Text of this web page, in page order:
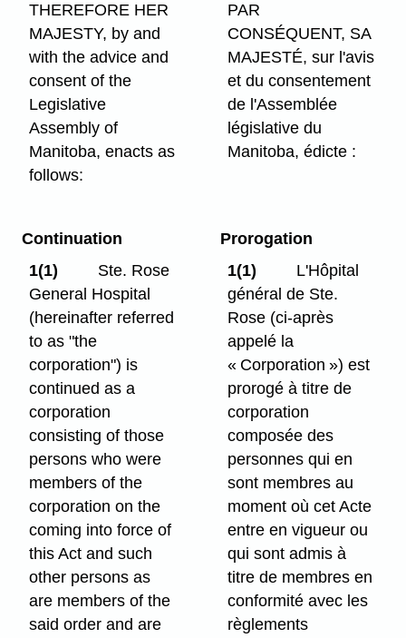
THEREFORE HER
MAJESTY, by and
with the advice and
consent of the
Legislative
Assembly of
Manitoba, enacts as
follows:
PAR
CONSÉQUENT, SA
MAJESTÉ, sur l'avis
et du consentement
de l'Assemblée
législative du
Manitoba, édicte :
Continuation
1(1)
Ste. Rose
General Hospital
(hereinafter referred
to as "the
corporation") is
continued as a
corporation
consisting of those
persons who were
members of the
corporation on the
coming into force of
this Act and such
other persons as
are members of the
said order and are
Prorogation
1(1)
L'Hôpital
général de Ste.
Rose (ci-après
appelé la
« Corporation ») est
prorogé à titre de
corporation
composée des
personnes qui en
sont membres au
moment où cet Acte
entre en vigueur ou
qui sont admis à
titre de membres en
conformité avec les
règlements